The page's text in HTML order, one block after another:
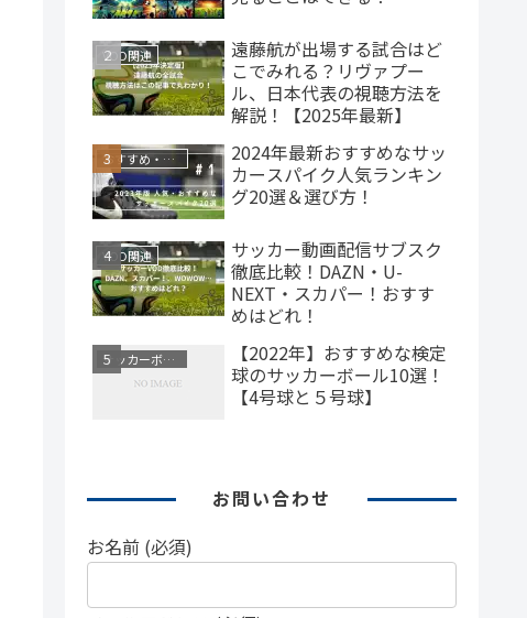
VOD関連
遠藤航が出場する試合はど
こでみれる？リヴァプー
ル、日本代表の視聴方法を
解説！【2025年最新】
おすすめ・ランキング
2024年最新おすすめなサッ
カースパイク人気ランキン
グ20選＆選び方！
VOD関連
サッカー動画配信サブスク
徹底比較！DAZN・U-
NEXT・スカパー！おすす
めはどれ！
サッカーボール
【2022年】おすすめな検定
球のサッカーボール10選！
【4号球と５号球】
お問い合わせ
お名前 (必須)